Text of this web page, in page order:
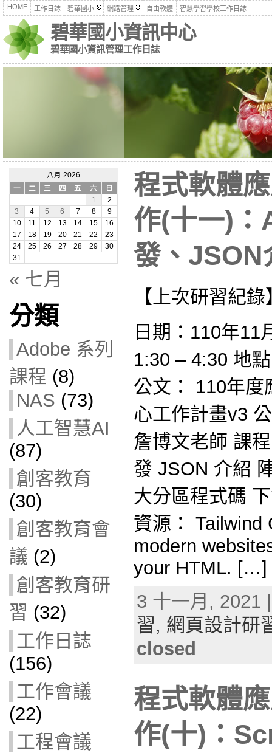
HOME 工作日誌 碧華國小 網路管理 自由軟體 智慧學習學校工作日誌
碧華國小資訊中心
碧華國小資訊管理工作日誌
八月 2026
一
二 三 四 五 六
日
1
2
3
4 5 6 7 8
9
10
11 12 13 14 15
16
17
18 19 20 21 22
23
24
25 26 27 28 29
30
31
« 七月
分類
Adobe 系列
課程 (8)
NAS (73)
人工智慧AI
(87)
創客教育
(30)
創客教育會
議 (2)
創客教育研
習 (32)
工作日誌
(156)
工作會議
(22)
工程會議
程式軟體
作(十一)：
發、JSON
【上次研習紀錄
日期：110年11
1:30 – 4:30 地
公文： 110年度
心工作計畫v3
詹博文老師 課
發 JSON 介紹
大分區程式碼
資源： Tailwind
modern
your HTML. […]
3 十一月, 2021
習, 網頁設計研
closed
程式軟體
作(十)：